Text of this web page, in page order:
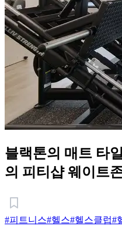
블랙톤의 매트 타
의 피티샵 웨이트
#피트니스#헬스#헬스클럽#